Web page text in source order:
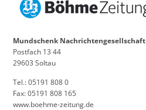
Mundschenk Nachrichtengesellschaft
Postfach 13 44
29603 Soltau
Tel.: 05191 808 0
Fax: 05191 808 165
www.boehme-zeitung.de